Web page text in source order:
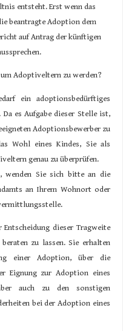
entsteht. Erst wenn das
beantragte Adoption dem
auf Antrag der künftigen
Adoptiveltern zu werden?
ein adoptionsbedürftiges
es Aufgabe dieser Stelle ist,
Adoptionsbewerber zu
Wohl eines Kindes, Sie als
genau zu überprüfen.
wenden Sie sich bitte an die
an Ihrem Wohnort oder
dieser Tragweite
zu lassen. Sie erhalten
einer Adoption, über die
Eignung zur Adoption eines
auch zu den sonstigen
bei der Adoption eines